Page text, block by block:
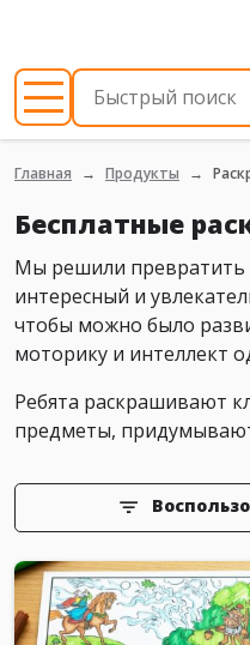
Главная Продукты
Бесплатные
Мы решили превратить
интересный и
чтобы можно было
моторику и интеллект
Ребята раскрашивают
предметы,